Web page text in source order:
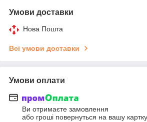
Умови доставки
Нова Пошта
Всі умови доставки
Умови оплати
Ви отримаєте замовлення
або гроші повернуться на вашу картку